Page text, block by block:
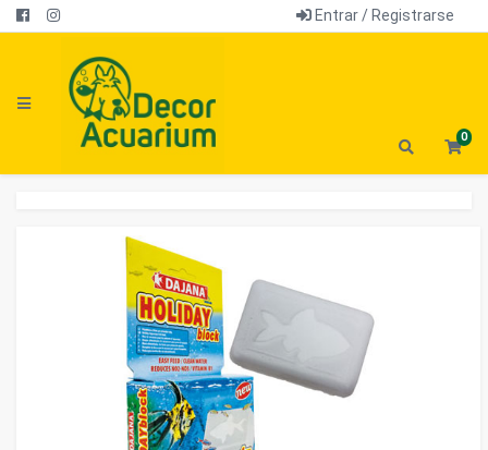
Entrar / Registrarse
0